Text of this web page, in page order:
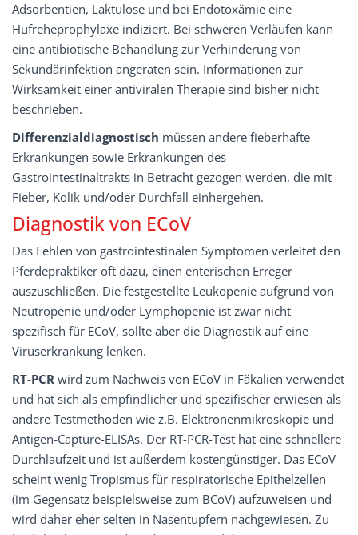
Adsorbentien, Laktulose und bei Endotoxämie eine
Hufreheprophylaxe indiziert. Bei schweren Verläufen kann
eine antibiotische Behandlung zur Verhinderung von
Sekundärinfektion angeraten sein. Informationen zur
Wirksamkeit einer antiviralen Therapie sind bisher nicht
beschrieben.
Differenzialdiagnostisch müssen andere fieberhafte
Erkrankungen sowie Erkrankungen des
Gastrointestinaltrakts in Betracht gezogen werden, die mit
Fieber, Kolik und/oder Durchfall einhergehen.
Diagnostik von ECoV
Das Fehlen von gastrointestinalen Symptomen verleitet den
Pferdepraktiker oft dazu, einen enterischen Erreger
auszuschließen. Die festgestellte Leukopenie aufgrund von
Neutropenie und/oder Lymphopenie ist zwar nicht
spezifisch für ECoV, sollte aber die Diagnostik auf eine
Viruserkrankung lenken.
RT-PCR wird zum Nachweis von ECoV in Fäkalien verwendet
und hat sich als empfindlicher und spezifischer erwiesen als
andere Testmethoden wie z.B. Elektronenmikroskopie und
Antigen-Capture-ELISAs. Der RT-PCR-Test hat eine schnellere
Durchlaufzeit und ist außerdem kostengünstiger. Das ECoV
scheint wenig Tropismus für respiratorische Epithelzellen
(im Gegensatz beispielsweise zum BCoV) aufzuweisen und
wird daher eher selten in Nasentupfern nachgewiesen. Zu